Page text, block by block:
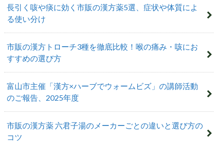
長引く咳や痰に効く市販の漢方薬5選、症状や体質によ
る使い分け
市販の漢方トローチ3種を徹底比較！喉の痛み・咳にお
すすめの選び方
富山市主催「漢方×ハーブでウォームビズ」の講師活動
のご報告、2025年度
市販の漢方薬 六君子湯のメーカーごとの違いと選び方の
コツ